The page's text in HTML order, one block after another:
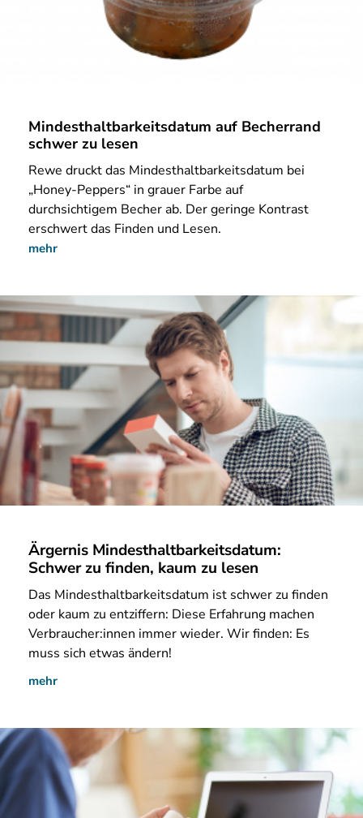
Mindesthaltbarkeitsdatum auf Becherrand
schwer zu lesen
Rewe druckt das Mindesthaltbarkeitsdatum bei
„Honey-Peppers“ in grauer Farbe auf
durchsichtigem Becher ab. Der geringe Kontrast
erschwert das Finden und Lesen.
mehr
Ärgernis Mindesthaltbarkeitsdatum:
Schwer zu finden, kaum zu lesen
Das Mindesthaltbarkeitsdatum ist schwer zu finden
oder kaum zu entziffern: Diese Erfahrung machen
Verbraucher:innen immer wieder. Wir finden: Es
muss sich etwas ändern!
mehr